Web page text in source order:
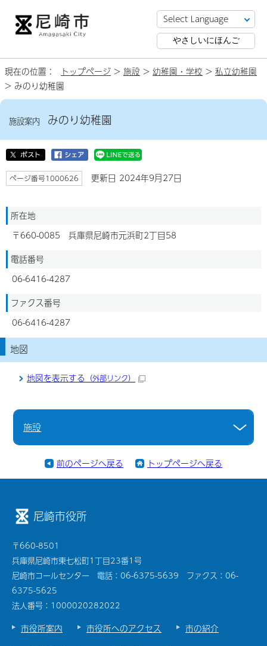
やさしいにほんご
現在の位置： トップページ > 施設 > 幼稚園・学校 > 私立幼稚園
> みのり幼稚園
施設案内 みのり幼稚園
ページ番号1000626 更新日 2024年9月27日
所在地
〒660-0085 兵庫県尼崎市元浜町2丁目58
電話番号
06-6416-4287
ファクス番号
06-6416-4287
地図
地図を表示する （外部リンク）
施設
前のページへ戻る トップページへ戻る
尼崎市役所
〒660-8501
兵庫県尼崎市東七松町1丁目23番1号
尼崎市コールセンター 電話：06-6375-5639 ファクス：06-
6375-5625
法人番号：1000020282022
市役所案内 市役所へのアクセス
市の紹介